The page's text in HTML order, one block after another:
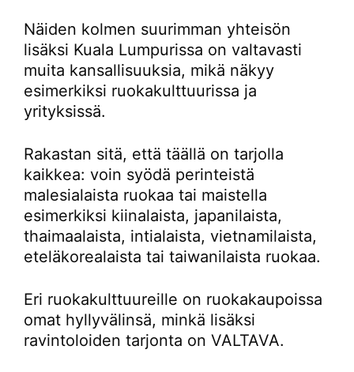
Näiden kolmen suurimman yhteisön
lisäksi Kuala Lumpurissa on valtavasti
muita kansallisuuksia, mikä näkyy
esimerkiksi ruokakulttuurissa ja
yrityksissä.
Rakastan sitä, että täällä on tarjolla
kaikkea: voin syödä perinteistä
malesialaista ruokaa tai maistella
esimerkiksi kiinalaista, japanilaista,
thaimaalaista, intialaista, vietnamilaista,
eteläkorealaista tai taiwanilaista ruokaa.
Eri ruokakulttuureille on ruokakaupoissa
omat hyllyvälinsä, minkä lisäksi
ravintoloiden tarjonta on VALTAVA.